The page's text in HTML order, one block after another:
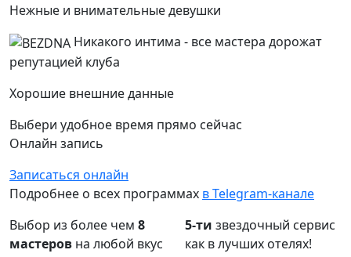
Нежные и внимательные девушки
Никакого интима - все мастера дорожат
репутацией клуба
Хорошие внешние данные
Выбери удобное время прямо сейчас
Онлайн запись
Записаться онлайн
Подробнее о всех программах в Telegram-канале
Выбор из более чем 8
мастеров на любой вкус
5-ти звездочный сервис
как в лучших отелях!